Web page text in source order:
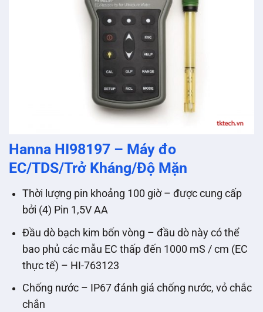
Hanna HI98197 – Máy đo
EC/TDS/Trở Kháng/Độ Mặn
Thời lượng pin khoảng 100 giờ – được cung cấp
bởi (4) Pin 1,5V AA
Đầu dò bạch kim bốn vòng – đầu dò này có thể
bao phủ các mẫu EC thấp đến 1000 mS / cm (EC
thực tế) – HI-763123
Chống nước – IP67 đánh giá chống nước, vỏ chắc
chắn